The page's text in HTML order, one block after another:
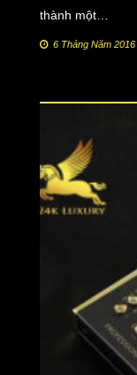
thành một…
6 Tháng Năm 2016